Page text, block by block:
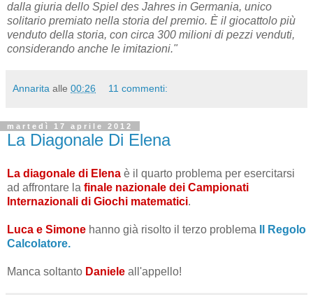
dalla giuria dello Spiel des Jahres in Germania, unico
solitario premiato nella storia del premio. È il giocattolo più
venduto della storia, con circa 300 milioni di pezzi venduti,
considerando anche le imitazioni."
Annarita alle 00:26 11 commenti:
martedì 17 aprile 2012
La Diagonale Di Elena
La diagonale di Elena è il quarto problema per esercitarsi
ad affrontare la finale nazionale dei Campionati
Internazionali di Giochi matematici.
Luca e Simone hanno già risolto il terzo problema Il Regolo
Calcolatore.
Manca soltanto Daniele all'appello!